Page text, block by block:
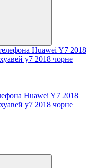
Huawei Y7 2018
у7 2018 чорне